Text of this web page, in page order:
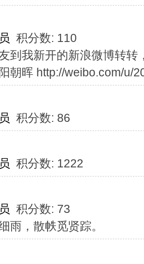
积分数: 110
到我新开的新浪微博转
朝晖 http://weibo.com/u/
积分数: 86
积分数: 1222
积分数: 73
雨，散帙觅贤踪。